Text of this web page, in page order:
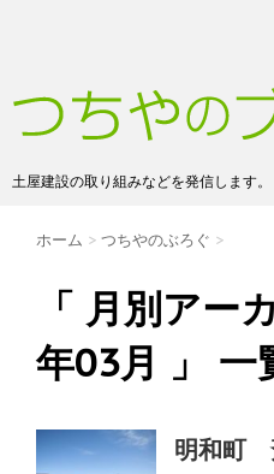
土屋建設の取り組みなどを発信します。
ホーム > つちやのぶろぐ >
「 月別アー
年03月 」 一
明和町